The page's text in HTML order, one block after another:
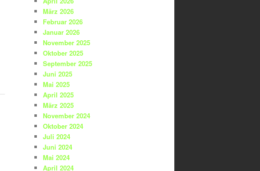
März 2026
Februar 2026
Januar 2026
November 2025
Oktober 2025
September 2025
Juni 2025
Mai 2025
April 2025
März 2025
November 2024
Oktober 2024
Juli 2024
Juni 2024
Mai 2024
April 2024